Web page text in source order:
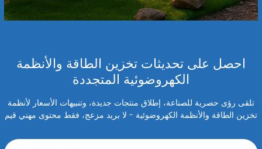
احصل على تحديثات تخزين الطاقة والأنظمة
الكهروضوئية المتجددة
تلقى رؤى حصرية للصناعة، إطلاق منتجات جديدة، وتنبيهات الأسعار لأنظمة
تخزين الطاقة والأنظمة الكهروضوئية - لا بريد مزعج، فقط محتوى مهني قيم